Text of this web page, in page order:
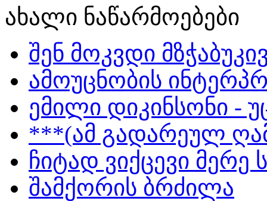
ახალი ნაწარმოებები
შენ მოკვდი
ამოუცნობის
ემილი დიკინსონი -
***(ამ გადარეულ
ჩიტად ვიქცევი მერე
შამქორის ბრძილა